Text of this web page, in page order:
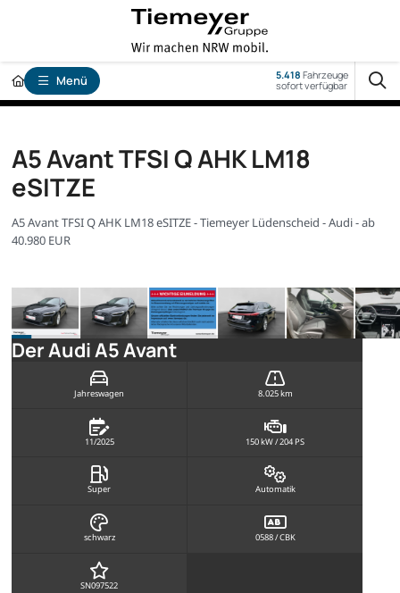
Menü 5.418 Fahrzeuge
sofort verfügbar
A5 Avant TFSI Q AHK LM18
eSITZE
A5 Avant TFSI Q AHK LM18 eSITZE - Tiemeyer Lüdenscheid - Audi - ab
40.980 EUR
Der Audi A5 Avant
Jahreswagen 8.025 km
11/2025 150 kW / 204 PS
Super Automatik
schwarz 0588 / CBK
SN097522